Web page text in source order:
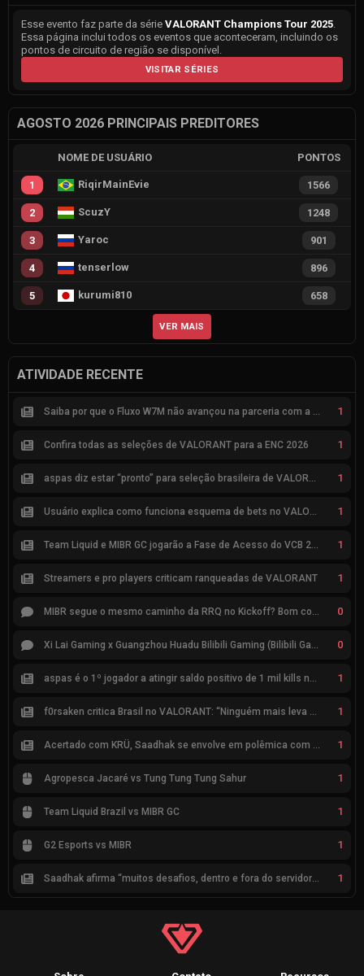
Esse evento faz parte da série VALORANT Champions Tour 2025.
Essa página inclui todos os eventos que aconteceram, incluindo os
pontos de circuito de região se disponível.
VISITAR SÉRIES
AGOSTO 2026 PRINCIPAIS PREDITORES
NOME DE USUÁRIO PONTOS
1 RiqirMainEvie 1566
2 ScuzY 1248
3 Yaroc 901
4 tenserlow 896
5 kurumi810 658
VER MAIS
ATIVIDADE RECENTE
Saiba por que o Fluxo W7M não avançou na parceria com a Riot 1
Confira todas as seleções de VALORANT para a ENC 2026 1
aspas diz estar “pronto” para seleção brasileira de VALORANT 1
Usuário explica como funciona esquema de bets no VALORANT 1
Team Liquid e MIBR GC jogarão a Fase de Acesso do VCB 2026 1
Streamers e pro players criticam ranqueadas de VALORANT 1
MIBR segue o mesmo caminho da RRQ no Kickoff? Bom começo, mas risco de eliminação hoje 0
Xi Lai Gaming x Guangzhou Huadu Bilibili Gaming (Bilibili Gaming) 0
aspas é o 1º jogador a atingir saldo positivo de 1 mil kills no VCT 1
f0rsaken critica Brasil no VALORANT: “Ninguém mais leva a sério” 1
Acertado com KRÜ, Saadhak se envolve em polêmica com keznit 1
Agropesca Jacaré vs Tung Tung Tung Sahur 1
Team Liquid Brazil vs MIBR GC 1
G2 Esports vs MIBR 1
Saadhak afirma “muitos desafios, dentro e fora do servidor” sobre a jornada até a classificação 1